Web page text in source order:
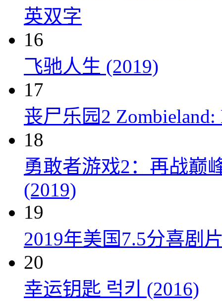
英双字
16
飞驰人生 (2019)
17
丧尸乐园2 Zombieland:
18
勇敢者游戏2：再战巅
(2019)
19
2019年美国7.5分喜剧
20
幸运钥匙 럭키 (2016)